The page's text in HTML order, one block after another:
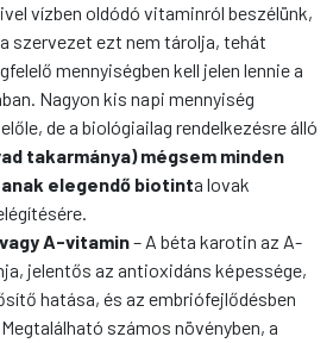
vízben oldódó vitaminról beszélünk,
szervezet ezt nem tárolja, tehát
mennyiségben kell jelen lennie a
Nagyon kis napi mennyiség
de a biológiailag rendelkezésre álló
takarmánya) mégsem minden
elegendő biotinta lovak
A-vitamin– A béta karotin az A-
jelentős az antioxidáns képessége,
hatása, és az embriófejlődésben
számos növényben, a